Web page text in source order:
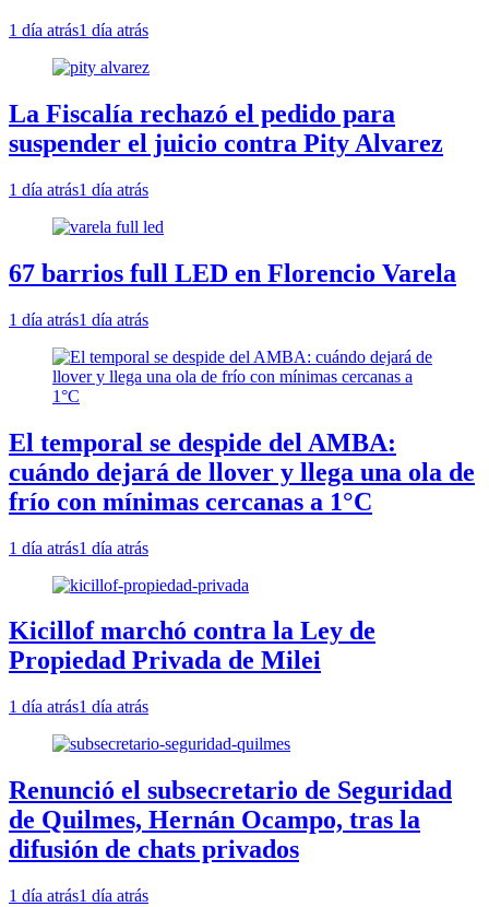
1 día atrás1 día atrás
La Fiscalía rechazó el pedido para
suspender el juicio contra Pity Alvarez
1 día atrás1 día atrás
67 barrios full LED en Florencio Varela
1 día atrás1 día atrás
El temporal se despide del AMBA:
cuándo dejará de llover y llega una ola de
frío con mínimas cercanas a 1°C
1 día atrás1 día atrás
Kicillof marchó contra la Ley de
Propiedad Privada de Milei
1 día atrás1 día atrás
Renunció el subsecretario de Seguridad
de Quilmes, Hernán Ocampo, tras la
difusión de chats privados
1 día atrás1 día atrás